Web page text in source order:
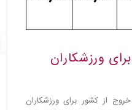
ورزشکاران
از کشور برای ورزشکاران